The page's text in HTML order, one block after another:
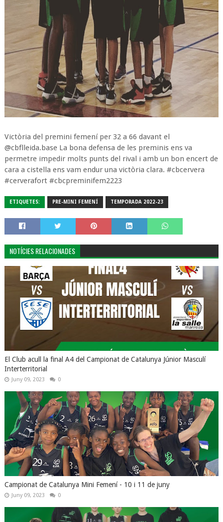
Victòria del premini femení per 32 a 66 davant el
@cbflleida.base La bona defensa de les preminis ens va
permetre impedir molts punts del rival i amb un bon encert de
cara a cistella ens vam endur una victòria clara. #cbcervera
#cerverafort #cbcpreminifem2223
ETIQUETES: PRE-MINI FEMENÍ TEMPORADA 2022-23
NOTÍCIES RELACIONADES
El Club acull la final A4 del Campionat de Catalunya Júnior Masculí
Interterritorial
Juny 09, 2023 0
Campionat de Catalunya Mini Femení - 10 i 11 de juny
Juny 09, 2023 0